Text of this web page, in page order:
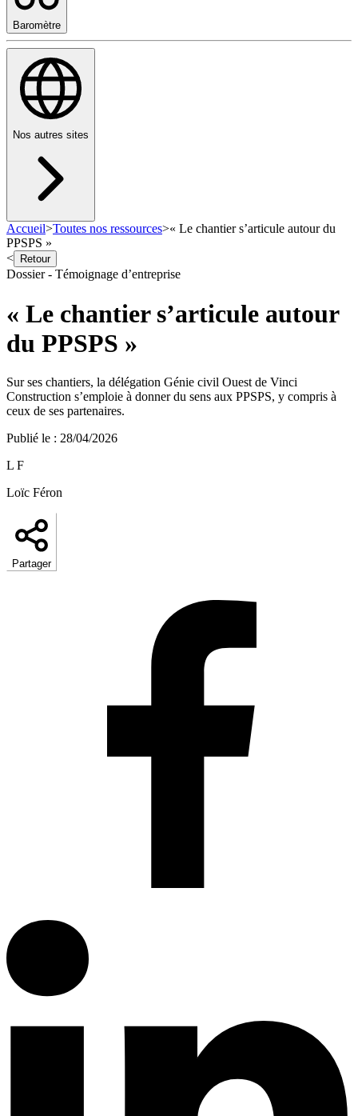
Baromètre
Nos autres sites
Accueil>Toutes nos ressources>« Le chantier s’articule autour du
PPSPS »
<
Retour
Dossier - Témoignage d’entreprise
« Le chantier s’articule autour
du PPSPS »
Sur ses chantiers, la délégation Génie civil Ouest de Vinci
Construction s’emploie à donner du sens aux PPSPS, y compris à
ceux de ses partenaires.
Publié le : 28/04/2026
L F
Loïc Féron
Partager